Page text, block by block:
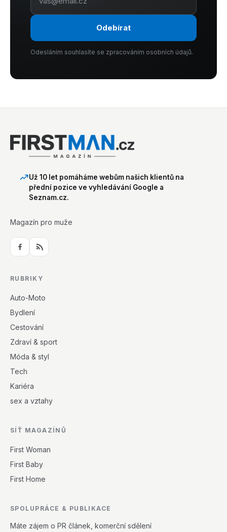
Odebírat
Odesláním souhlasíte se zpracováním osobních údajů.
Už 10 let pomáháme webům našich klientů na
přední pozice ve vyhledávání Google a
Seznam.cz.
Magazín pro muže
RUBRIKY
Auto-Moto
Bydlení
Cestování
Zdraví & sport
Móda & styl
Tech
Kariéra
sex a vztahy
SÍŤ MAGAZÍNŮ
First Woman
First Baby
First Home
SPOLUPRÁCE & PUBLIKACE
Máte zájem o PR článek, komerční sdělení